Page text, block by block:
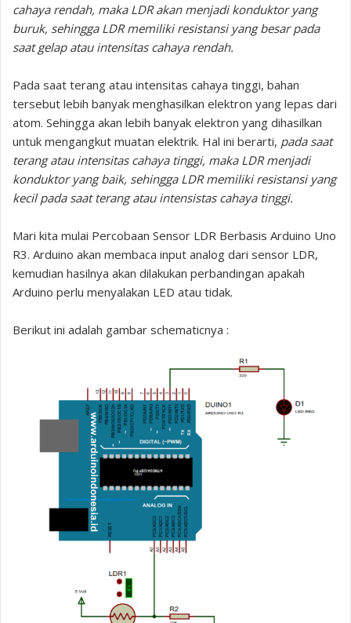
cahaya rendah, maka LDR akan menjadi konduktor yang
buruk, sehingga LDR memiliki resistansi yang besar pada
saat gelap atau intensitas cahaya rendah.
Pada saat terang atau intensitas cahaya tinggi, bahan
tersebut lebih banyak menghasilkan elektron yang lepas dari
atom. Sehingga akan lebih banyak elektron yang dihasilkan
untuk mengangkut muatan elektrik. Hal ini berarti, pada saat
terang atau intensitas cahaya tinggi, maka LDR menjadi
konduktor yang baik, sehingga LDR memiliki resistansi yang
kecil pada saat terang atau intensistas cahaya tinggi.
Mari kita mulai Percobaan Sensor LDR Berbasis Arduino Uno
R3. Arduino akan membaca input analog dari sensor LDR,
kemudian hasilnya akan dilakukan perbandingan apakah
Arduino perlu menyalakan LED atau tidak.
Berikut ini adalah gambar schematicnya :